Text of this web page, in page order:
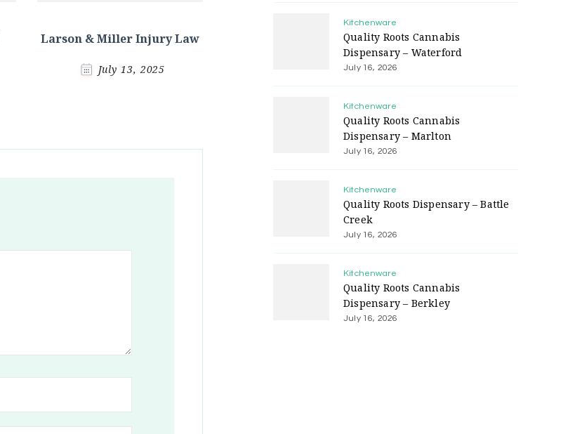
Larson & Miller Injury Law
July 13, 2025
Kitchenware
Quality Roots Cannabis
Dispensary – Waterford
July 16, 2026
Kitchenware
Quality Roots Cannabis
Dispensary – Marlton
July 16, 2026
Kitchenware
Quality Roots Dispensary – Battle
Creek
July 16, 2026
Kitchenware
Quality Roots Cannabis
Dispensary – Berkley
July 16, 2026